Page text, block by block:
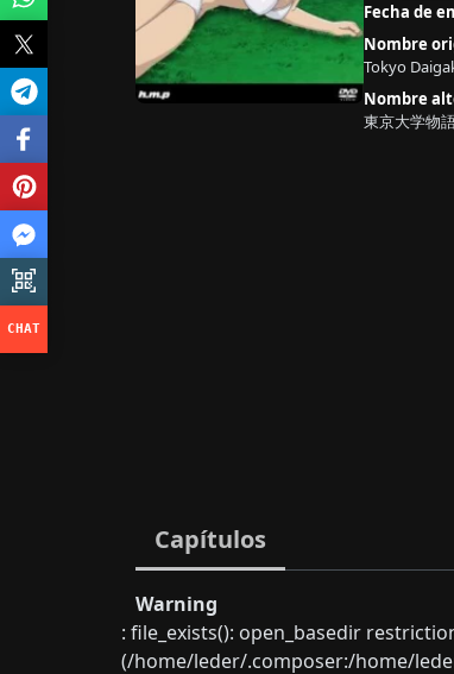
Fecha de
Nombre
Tokyo
Nombre
東京大学物
Capítulos
Warning
: file_exists(): open_basedir
(/home/leder/.composer:/home/